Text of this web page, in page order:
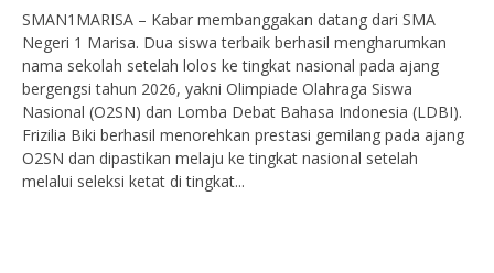
SMAN1MARISA – Kabar membanggakan datang dari SMA
Negeri 1 Marisa. Dua siswa terbaik berhasil mengharumkan
nama sekolah setelah lolos ke tingkat nasional pada ajang
bergengsi tahun 2026, yakni Olimpiade Olahraga Siswa
Nasional (O2SN) dan Lomba Debat Bahasa Indonesia (LDBI).
Frizilia Biki berhasil menorehkan prestasi gemilang pada ajang
O2SN dan dipastikan melaju ke tingkat nasional setelah
melalui seleksi ketat di tingkat...